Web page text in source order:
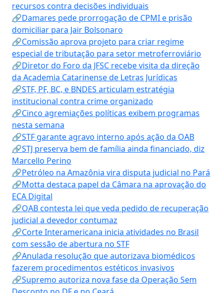
recursos contra decisões individuais
🔗Damares pede prorrogação de CPMI e prisão
domiciliar para Jair Bolsonaro
🔗Comissão aprova projeto para criar regime
especial de tributação para setor metroferroviário
🔗Diretor do Foro da JFSC recebe visita da direção
da Academia Catarinense de Letras Jurídicas
🔗STF, PF, BC, e BNDES articulam estratégia
institucional contra crime organizado
🔗Cinco agremiações políticas exibem programas
nesta semana
🔗STF garante agravo interno após ação da OAB
🔗STJ preserva bem de família ainda financiado, diz
Marcello Perino
🔗Petróleo na Amazônia vira disputa judicial no Pará
🔗Motta destaca papel da Câmara na aprovação do
ECA Digital
🔗OAB contesta lei que veda pedido de recuperação
judicial a devedor contumaz
🔗Corte Interamericana inicia atividades no Brasil
com sessão de abertura no STF
🔗Anulada resolução que autorizava biomédicos
fazerem procedimentos estéticos invasivos
🔗Supremo autoriza nova fase da Operação Sem